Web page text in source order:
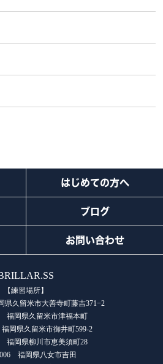
はじめての方へ
ブログ
お問い合わせ
【練習場所】
県久留米市大善寺町藤吉371−2
福岡県久留米市津福本町
岡県久留米市御井町599-2
福岡県柳川市恵美須町28
福岡県八女市吉田